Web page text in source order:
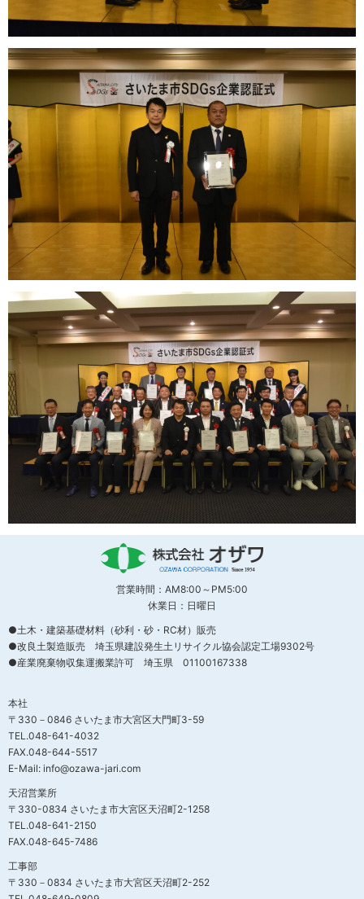
営業時間：AM8:00～PM5:00
休業日：日曜日
●土木・建築基礎材料（砂利・砂・RC材）販売
●改良土製造販売 埼玉県建設発生土リサイクル協会認定工場9302号
●産業廃棄物収集運搬業許可 埼玉県 01100167338
本社
〒330－0846 さいたま市大宮区大門町3-59
TEL.048-641-4032
FAX.048-644-5517
E-Mail: info@ozawa-jari.com
天沼営業所
〒330-0834 さいたま市大宮区天沼町2-1258
TEL.048-641-2150
FAX.048-645-7486
工事部
〒330－0834 さいたま市大宮区天沼町2-252